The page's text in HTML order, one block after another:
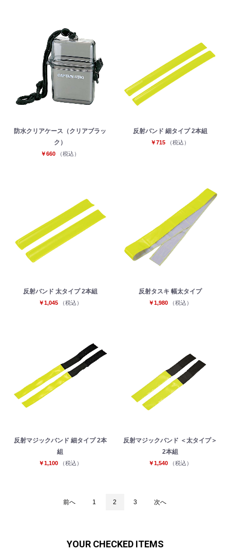
防水クリアケース（クリアブラッ
ク）
￥660 （税込）
反射バンド 細タイプ 2本組
￥715 （税込）
反射バンド 太タイプ 2本組
￥1,045 （税込）
反射タスキ 幅太タイプ
￥1,980 （税込）
反射マジックバンド 細タイプ 2本
組
￥1,100 （税込）
反射マジックバンド ＜太タイプ＞
2本組
￥1,540 （税込）
お買い物を続ける
前へ 1 2 3 次へ
YOUR CHECKED ITEMS